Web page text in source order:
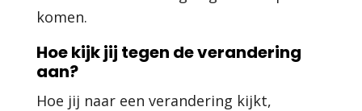
komen.
Hoe kijk jij tegen de verandering
aan?
Hoe jij naar een verandering kijkt,